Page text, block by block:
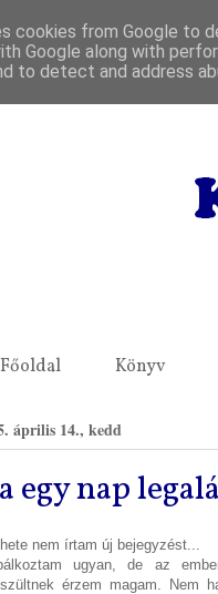
Főoldal Könyv
április 14., kedd
egy nap
nem írtam új bejegyzést...
ugyan, de az
érzem magam. Nem
cookies from Google to
Google along with
to detect and address